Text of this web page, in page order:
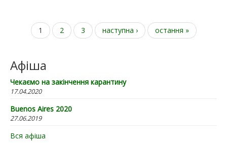
Сторінки
1 2 3 наступна › остання »
Афіша
Чекаємо на закінчення карантину
17.04.2020
Buenos Aires 2020
27.06.2019
Вся афіша